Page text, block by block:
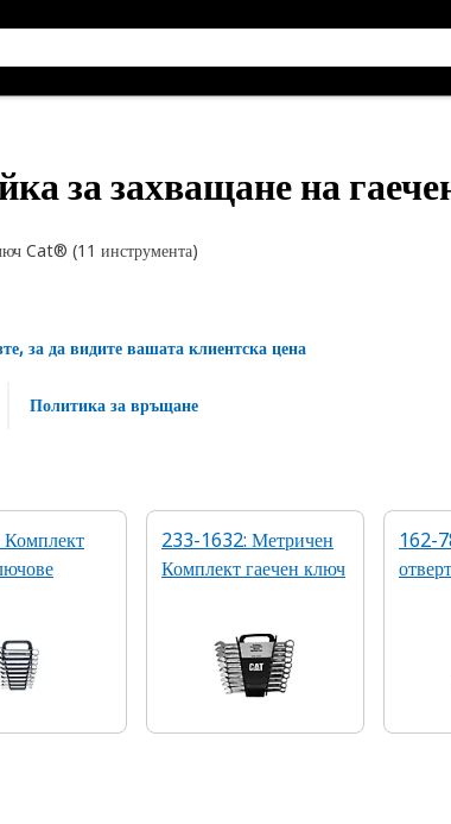
за захващане на
Cat® (11 инструмента)
за да видите вашата клиентска цена
Политика за връщане
233-1632: Метричен
Комплект гаечен ключ
162-